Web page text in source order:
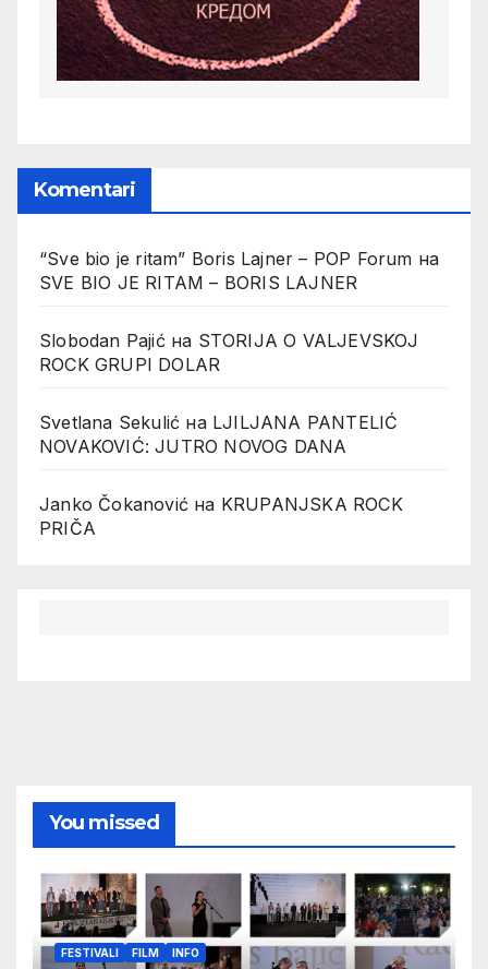
Komentari
“Sve bio je ritam” Boris Lajner – POP Forum на
SVE BIO JE RITAM – BORIS LAJNER
Slobodan Pajićна STORIJA O VALJEVSKOJ
ROCK GRUPI DOLAR
Svetlana Sekulić на LJILJANA PANTELIĆ
NOVAKOVIĆ: JUTRO NOVOG DANA
Janko Čokanović на KRUPANJSKA ROCK
PRIČA
You missed
FESTIVALI FILM INFO